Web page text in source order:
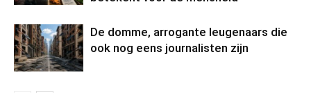
De domme, arrogante leugenaars die
ook nog eens journalisten zijn